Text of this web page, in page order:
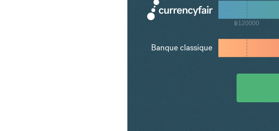
฿120000
Banque classique